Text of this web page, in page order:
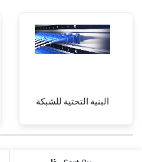
البنية التحتية للشبكة